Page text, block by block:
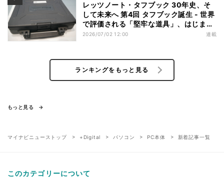
レッツノート・タフブック 30年史、そ
して未来へ 第4回 タフブック誕生 - 世界
で評価される「堅牢な道具」、はじまり
は海外だった
2026/07/02 12:00 連載
ランキングをもっと見る
もっと見る
マイナビニューストップ +Digital パソコン PC本体 新着記事一覧
このカテゴリーについて